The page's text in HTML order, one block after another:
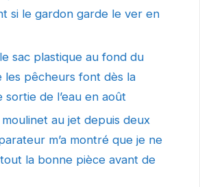
si le gardon garde le ver en
sac plastique au fond du
les pêcheurs font dès la
de l’eau en août
au jet depuis deux
m’a montré que je ne
la bonne pièce avant de